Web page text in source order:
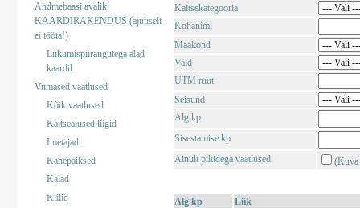
Andmebaasi avalik
KAARDIRAKENDUS (ajutiselt
ei tööta!)
Liikumispiirangutega alad
kaardil
Viimased vaatlused
Kõik vaatlused
Kaitsealused liigid
Imetajad
Kahepaiksed
Kalad
Kiilid
Kaitsekategooria
Kohanimi
Maakond
Vald
UTM ruut
Seisund
Alg kp
Sisestamise kp
Ainult piltidega vaatlused
(Kuva
Alg kp
Liik